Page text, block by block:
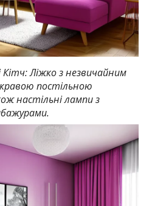
Кітч: Ліжко з незвичайним
постільною
настільні лампи з